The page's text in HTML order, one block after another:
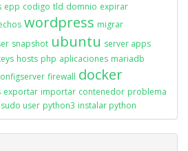
epp codigo tld domnio expirar
wordpress migrar
snapshot ubuntu server apps
hosts php aplicaciones mariadb
firewall docker
exportar importar contenedor problema
sudo user python3 instalar python